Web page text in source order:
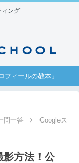
ング
ィールの教本」
問一答
Googleス
方法！公